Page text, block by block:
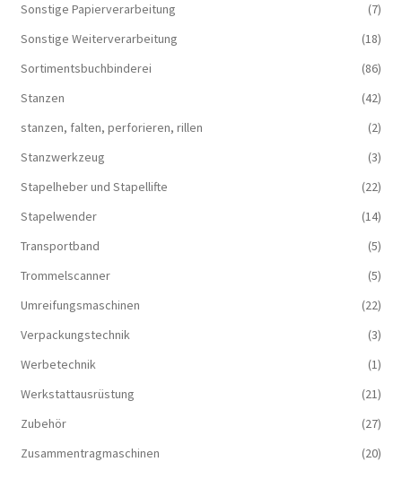
Sonstige Papierverarbeitung
(7)
Sonstige Weiterverarbeitung
(18)
Sortimentsbuchbinderei
(86)
Stanzen
(42)
stanzen, falten, perforieren, rillen
(2)
Stanzwerkzeug
(3)
Stapelheber und Stapellifte
(22)
Stapelwender
(14)
Transportband
(5)
Trommelscanner
(5)
Umreifungsmaschinen
(22)
Verpackungstechnik
(3)
Werbetechnik
(1)
Werkstattausrüstung
(21)
Zubehör
(27)
Zusammentragmaschinen
(20)